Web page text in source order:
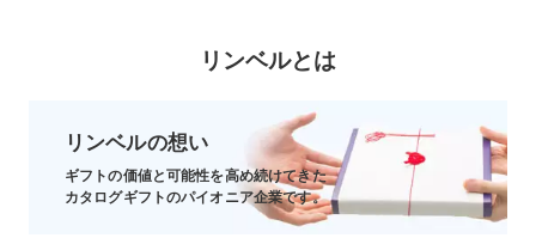
リンベルとは
リンベルの想い
ギフトの価値と可能性を高め続けてきた
カタログギフトのパイオニア企業です。